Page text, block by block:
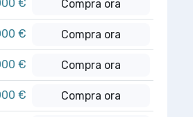
€ Compra ora
€ Compra ora
€ Compra ora
€ Compra ora